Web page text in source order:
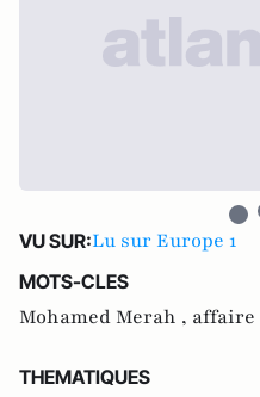
VU SUR:Lu sur Europe 1
MOTS-CLES
Mohamed Merah , affaire
THEMATIQUES